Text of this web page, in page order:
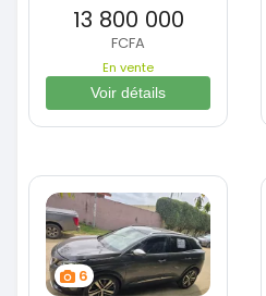
13 800 000
FCFA
En vente
Voir détails
6